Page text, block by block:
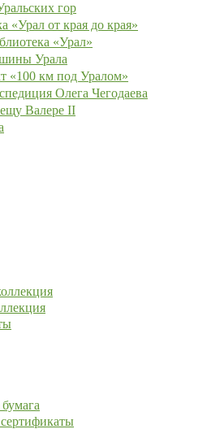
гор
«Урал от края до края»
«Урал»
Урала
«100 км под Уралом»
Олега Чегодаева
Валере II